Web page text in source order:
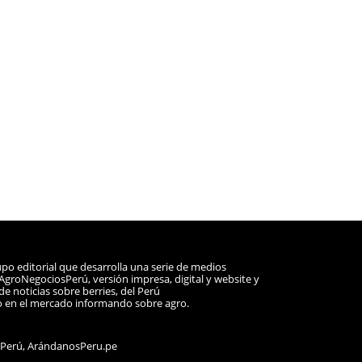
editorial que desarrolla una serie de medios
versión impresa, digital y website y
noticias sobre berries, del Perú
en el mercado informando sobre agro.
ArándanosPeru.pe